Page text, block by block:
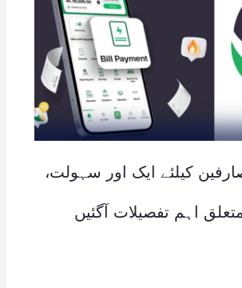
کیلئے ایک اور سہولت،
اہم تفصیلات آگئیں